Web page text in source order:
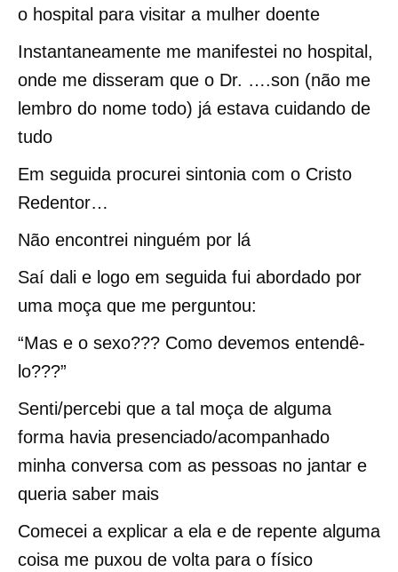
o hospital para visitar a mulher doente
Instantaneamente me manifestei no hospital,
onde me disseram que o Dr. ….son (não me
lembro do nome todo) já estava cuidando de
tudo
Em seguida procurei sintonia com o Cristo
Redentor…
Não encontrei ninguém por lá
Saí dali e logo em seguida fui abordado por
uma moça que me perguntou:
“Mas e o sexo??? Como devemos entendê-
lo???”
Senti/percebi que a tal moça de alguma
forma havia presenciado/acompanhado
minha conversa com as pessoas no jantar e
queria saber mais
Comecei a explicar a ela e de repente alguma
coisa me puxou de volta para o físico